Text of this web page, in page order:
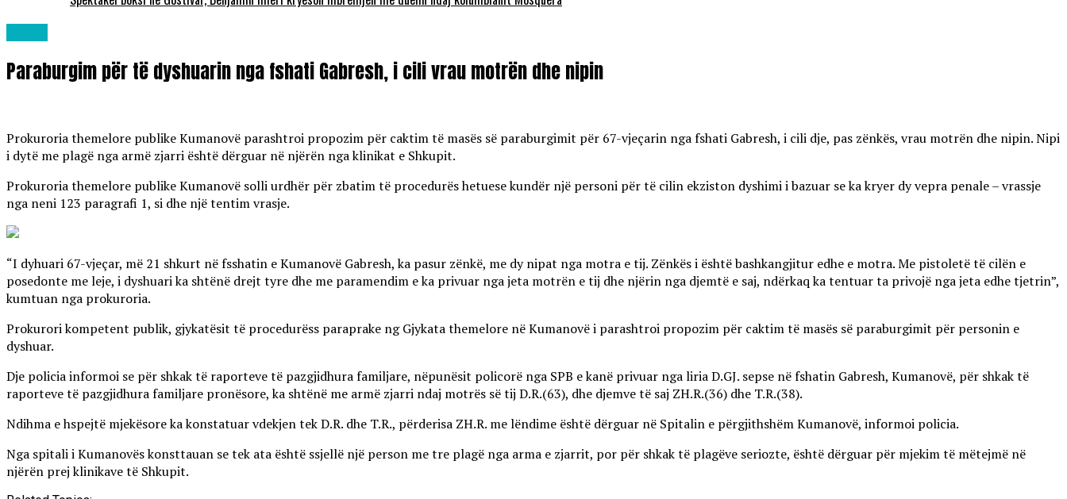
Paraburgim për të dyshuarin nga fshati Gabresh, i cili vrau motrën dhe nipin
Prokuroria themelore publike Kumanovë parashtroi propozim për caktim të masës së paraburgimit për 67-vjeçarin nga fshati Gabresh, i cili dje, pas zënkës, vrau motrën dhe nipin. Nipi
i dytë me plagë nga armë zjarri është dërguar në njërën nga klinikat e Shkupit.
Prokuroria themelore publike Kumanovë solli urdhër për zbatim të procedurës hetuese kundër një personi për të cilin ekziston dyshimi i bazuar se ka kryer dy vepra penale – vrassje
nga neni 123 paragrafi 1, si dhe një tentim vrasje.
“I dyhuari 67-vjeçar, më 21 shkurt në fsshatin e Kumanovë Gabresh, ka pasur zënkë, me dy nipat nga motra e tij. Zënkës i është bashkangjitur edhe e motra. Me pistoletë të cilën e
posedonte me leje, i dyshuari ka shtënë drejt tyre dhe me paramendim e ka privuar nga jeta motrën e tij dhe njërin nga djemtë e saj, ndërkaq ka tentuar ta privojë nga jeta edhe tjetrin”,
kumtuan nga prokuroria.
Prokurori kompetent publik, gjykatësit të procedurëss paraprake ng Gjykata themelore në Kumanovë i parashtroi propozim për caktim të masës së paraburgimit për personin e
dyshuar.
Dje policia informoi se për shkak të raporteve të pazgjidhura familjare, nëpunësit policorë nga SPB e kanë privuar nga liria D.GJ. sepse në fshatin Gabresh, Kumanovë, për shkak të
raporteve të pazgjidhura familjare pronësore, ka shtënë me armë zjarri ndaj motrës së tij D.R.(63), dhe djemve të saj ZH.R.(36) dhe T.R.(38).
Ndihma e hspejtë mjekësore ka konstatuar vdekjen tek D.R. dhe T.R., përderisa ZH.R. me lëndime është dërguar në Spitalin e përgjithshëm Kumanovë, informoi policia.
Nga spitali i Kumanovës konsttauan se tek ata është ssjellë një person me tre plagë nga arma e zjarrit, por për shkak të plagëve seriozte, është dërguar për mjekim të mëtejmë në
njërën prej klinikave të Shkupit.